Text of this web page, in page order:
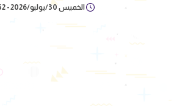
الخميس 30/يوليو/2026 - 11:52 م